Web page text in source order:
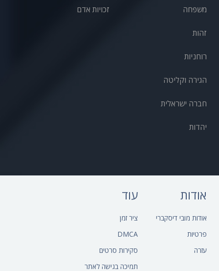
משפחה זכויות אדם
זהות
רוחניות
הגירה וקליטה
חברה ישראלית
יהדות
אודות
אודות מובי דיסקברי
פרטיות
עזרה
עוד
ציר זמן
DMCA
סקירות סרטים
תמיכה בגישה לאתר